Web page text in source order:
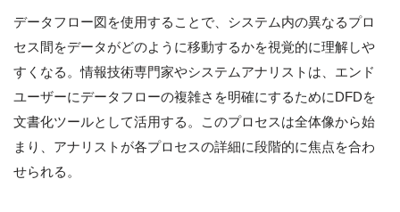
データフロー図を使用することで、システム内の異なるプロ
セス間をデータがどのように移動するかを視覚的に理解しや
すくなる。情報技術専門家やシステムアナリストは、エンド
ユーザーにデータフローの複雑さを明確にするためにDFDを
文書化ツールとして活用する。このプロセスは全体像から始
まり、アナリストが各プロセスの詳細に段階的に焦点を合わ
せられる。